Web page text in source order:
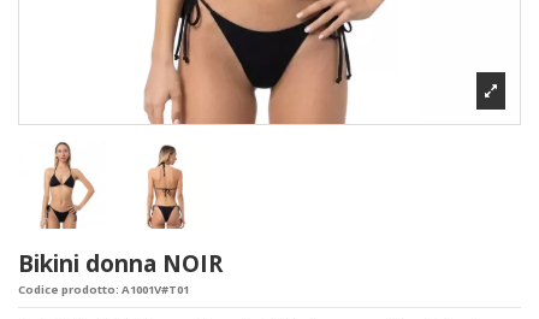
Bikini donna NOIR
Codice prodotto: A1001V#T01